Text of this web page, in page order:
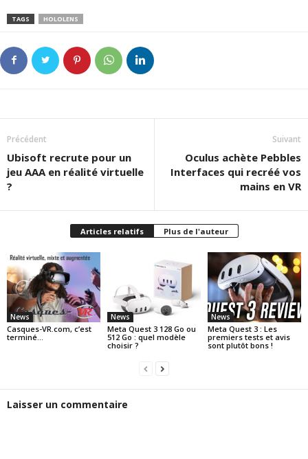
TAGS HOLOLENS
Précédent
Ubisoft recrute pour un
jeu AAA en réalité virtuelle
?
Suivant
Oculus achète Pebbles
Interfaces qui recréé vos
mains en VR
Articles relatifs Plus de l'auteur
News
Casques-VR.com, c’est
terminé…
News
Meta Quest 3 128 Go ou
512 Go : quel modèle
choisir ?
News
Meta Quest 3 : Les
premiers tests et avis
sont plutôt bons !
Laisser un commentaire